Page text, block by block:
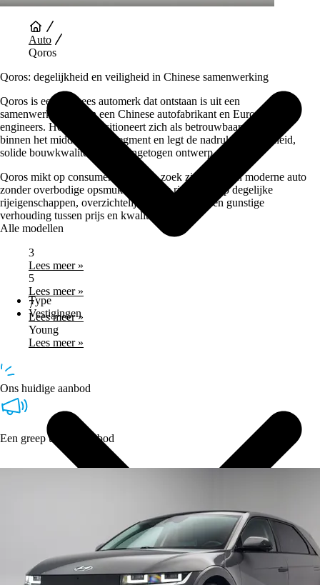
Type
Vestigingen
Auto
Qoros
Qoros: degelijkheid en veiligheid in Chinese samenwerking
Qoros is een Chinees automerk dat ontstaan is uit een
samenwerking tussen een Chinese autofabrikant en Europese
engineers. Het merk positioneert zich als betrouwbaar alternatief
binnen het middenklasse segment en legt de nadruk op veiligheid,
solide bouwkwaliteit en een ingetogen ontwerp.
Qoros mikt op consumenten die op zoek zijn naar een moderne auto
zonder overbodige opsmuk. Het merk richt zich op degelijke
rijeigenschappen, overzichtelijke interieurs en een gunstige
verhouding tussen prijs en kwaliteit.
Alle modellen
3
Lees meer »
5
Lees meer »
7
Lees meer »
Young
Lees meer »
Ons huidige aanbod
Een greep uit ons aanbod